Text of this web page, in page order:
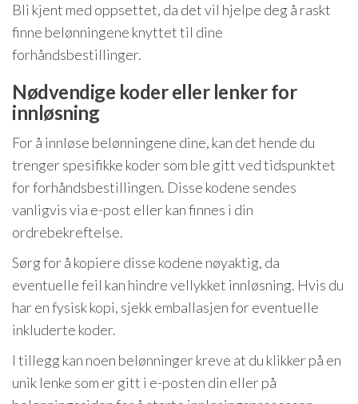
Bli kjent med oppsettet, da det vil hjelpe deg å raskt
finne belønningene knyttet til dine
forhåndsbestillinger.
Nødvendige koder eller lenker for
innløsning
For å innløse belønningene dine, kan det hende du
trenger spesifikke koder som ble gitt ved tidspunktet
for forhåndsbestillingen. Disse kodene sendes
vanligvis via e-post eller kan finnes i din
ordrebekreftelse.
Sørg for å kopiere disse kodene nøyaktig, da
eventuelle feil kan hindre vellykket innløsning. Hvis du
har en fysisk kopi, sjekk emballasjen for eventuelle
inkluderte koder.
I tillegg kan noen belønninger kreve at du klikker på en
unik lenke som er gitt i e-posten din eller på